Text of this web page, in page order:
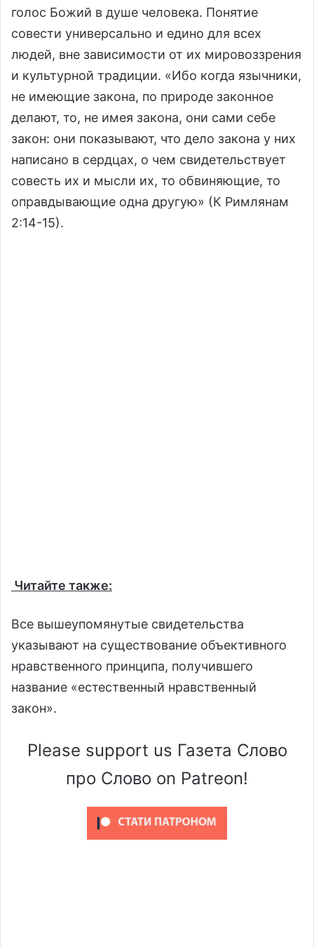
голос Божий в душе человека. Понятие
совести универсально и едино для всех
людей, вне зависимости от их мировоззрения
и культурной традиции. «Ибо когда язычники,
не имеющие закона, по природе законное
делают, то, не имея закона, они сами себе
закон: они показывают, что дело закона у них
написано в сердцах, о чем свидетельствует
совесть их и мысли их, то обвиняющие, то
оправдывающие одна другую» (К Римлянам
2:14-15).
Читайте также:
Все вышеупомянутые свидетельства
указывают на существование объективного
нравственного принципа, получившего
название «естественный нравственный
закон».
Please support us Газета Слово
про Слово on Patreon!